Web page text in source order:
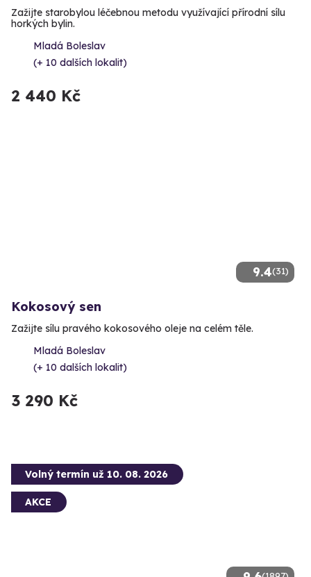
Zažijte starobylou léčebnou metodu využívající přírodní sílu
horkých bylin.
Mladá Boleslav
(+ 10 dalších lokalit)
2 440 Kč
9.4(31)
Kokosový sen
Zažijte sílu pravého kokosového oleje na celém těle.
Mladá Boleslav
(+ 10 dalších lokalit)
3 290 Kč
Volný termín už 10. 08. 2026
AKCE